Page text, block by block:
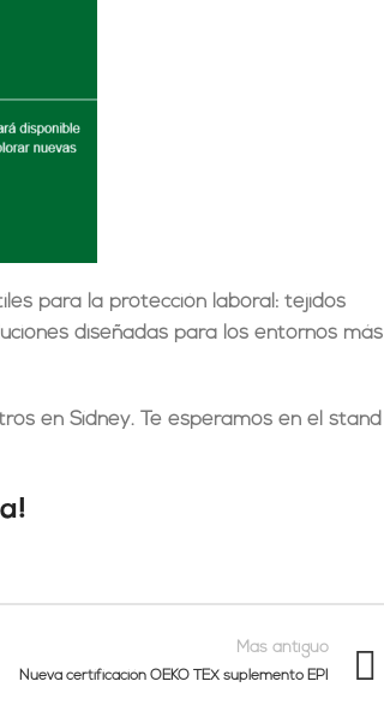
para la protección laboral : tejidos
diseñadas para los entornos más
en Sídney.
Te esperamos en el stand
Mas antiguo
Nueva certificación OEKO TEX suplemento EPI